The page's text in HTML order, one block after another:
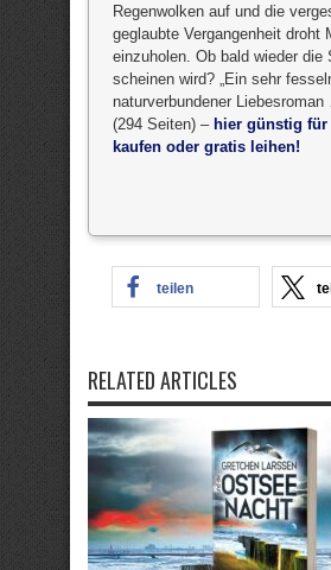
Regenwolken auf und die
geglaubte Vergangenheit droht
einzuholen. Ob bald wieder die
scheinen wird? „Ein sehr
naturverbundener
(294 Seiten) – hier günstig
kaufen oder gratis leihen!
teilen
RELATED ARTICLES